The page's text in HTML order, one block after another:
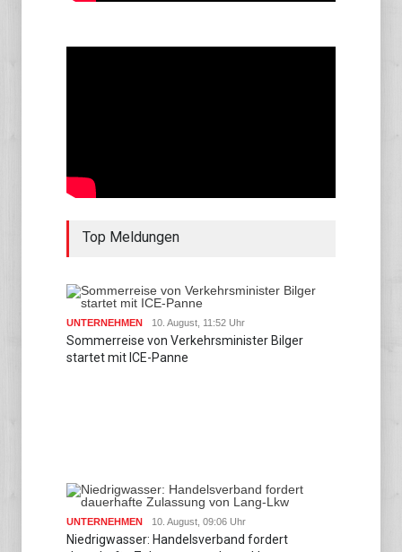
Top Meldungen
UNTERNEHMEN 10. August, 11:52 Uhr
Sommerreise von Verkehrsminister Bilger
startet mit ICE-Panne
UNTERNEHMEN 10. August, 09:06 Uhr
Niedrigwasser: Handelsverband fordert